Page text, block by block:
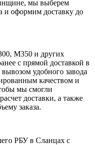
мы выберем
и оформим доставку до
М350 и других
с прямой доставкой в
удобного завода
качеством и
мы смогли
доставки, а также
заказа.
РБУ в Сланцах с